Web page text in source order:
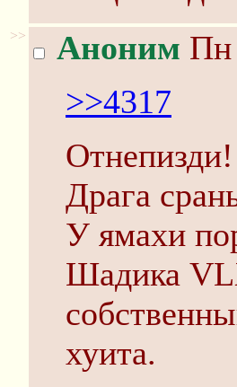
>> Аноним Пн
>>4317
Отнепизди!
Драга
У ямахи
Шадика
хуита.